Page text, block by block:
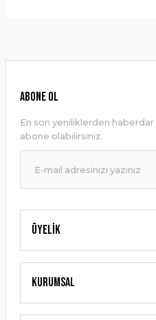
Ürün resmi kalitesiz, bozuk
Ürün bilgilerinde hatalar
Ürün fiyatı diğer sitelerden
Bu ürüne benzer farklı
Üyelik
Kurumsal
ABONE OL
En son yeniliklerden
abone olabilirsiniz.